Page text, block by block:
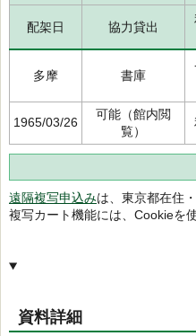
配架日 協力貸出
多摩 書庫
1965/03/26
可能（館内閲
覧）
遠隔複写申込みは、東京都在住
複写カート機能には、Cookieを
資料詳細